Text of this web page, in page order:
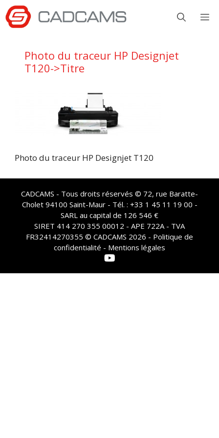
Aller
au
contenu
Photo du traceur HP Designjet
T120->Titre
Photo du traceur HP Designjet T120
CADCAMS - Tous droits réservés © 72, rue Baratte-
Cholet 94100 Saint-Maur - Tél. : +33 1 45 11 19 00 -
SARL au capital de 126 546 €
SIRET 414 270 355 00012 - APE 722A - TVA
FR32414270355 © CADCAMS 2026 - Politique de
confidentialité - Mentions légales